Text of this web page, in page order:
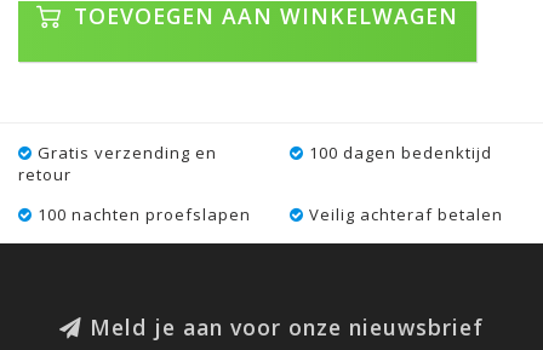
TOEVOEGEN AAN WINKELWAGEN
Gratis verzending en
retour
100 dagen bedenktijd
100 nachten proefslapen Veilig achteraf betalen
Meld je aan voor onze nieuwsbrief